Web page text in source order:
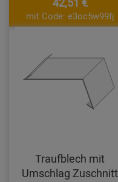
mit Code: e3oc5w99fj
Traufblech mit
Umschlag Zuschnitt